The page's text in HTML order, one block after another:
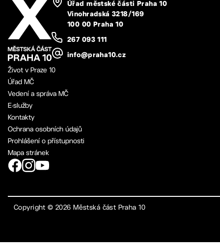
Úřad městské části Praha 10
Vinohradská 3218/169
100 00 Praha 10
267 093 111
info@praha10.cz
Život v Praze 10
Úřad MČ
Vedení a správa MČ
E-služby
Kontakty
Ochrana osobních údajů
Prohlášení o přístupnosti
Mapa stránek
Copyright ©2026 Městská část Praha 10